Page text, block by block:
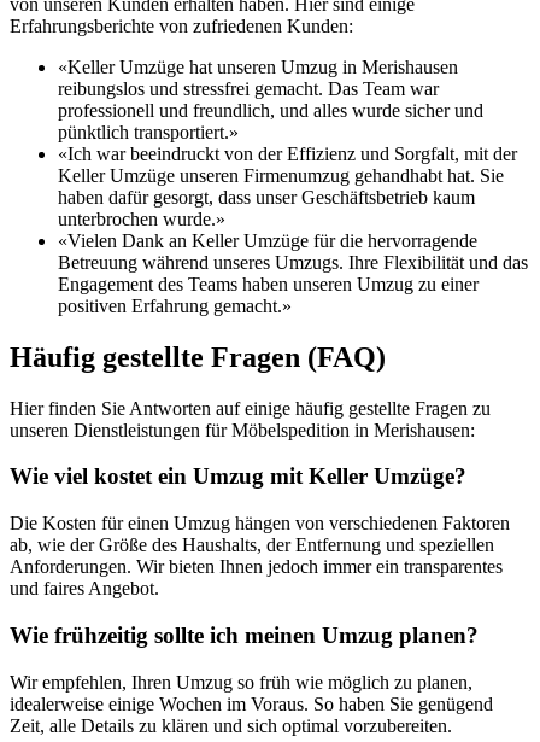
Erfahrungsberichte von zufriedenen Kunden:
«Keller Umzüge hat unseren Umzug in Merishausen
reibungslos und stressfrei gemacht. Das Team war
professionell und freundlich, und alles wurde sicher und
pünktlich transportiert.»
«Ich war beeindruckt von der Effizienz und Sorgfalt, mit der
Keller Umzüge unseren Firmenumzug gehandhabt hat. Sie
haben dafür gesorgt, dass unser Geschäftsbetrieb kaum
unterbrochen wurde.»
«Vielen Dank an Keller Umzüge für die hervorragende
Betreuung während unseres Umzugs. Ihre Flexibilität und das
Engagement des Teams haben unseren Umzug zu einer
positiven Erfahrung gemacht.»
Häufig gestellte Fragen (FAQ)
Hier finden Sie Antworten auf einige häufig gestellte Fragen zu
unseren Dienstleistungen für Möbelspedition in Merishausen:
Wie viel kostet ein Umzug mit Keller Umzüge?
Die Kosten für einen Umzug hängen von verschiedenen Faktoren
ab, wie der Größe des Haushalts, der Entfernung und speziellen
Anforderungen. Wir bieten Ihnen jedoch immer ein transparentes
und faires Angebot.
Wie frühzeitig sollte ich meinen Umzug planen?
Wir empfehlen, Ihren Umzug so früh wie möglich zu planen,
idealerweise einige Wochen im Voraus. So haben Sie genügend
Zeit, alle Details zu klären und sich optimal vorzubereiten.